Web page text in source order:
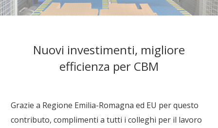
Nuovi investimenti, migliore
efficienza per CBM
Grazie a Regione Emilia-Romagna ed EU per questo
contributo, complimenti a tutti i colleghi per il lavoro